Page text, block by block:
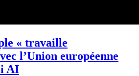
« travaille
l’Union européenne
AI